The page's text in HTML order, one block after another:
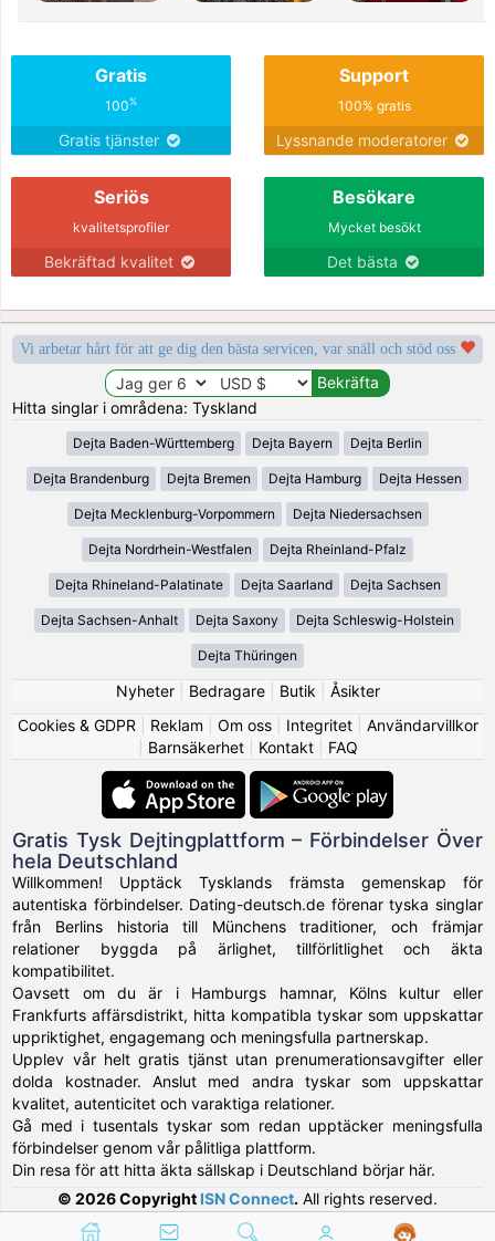
Gratis
100%
Gratis tjänster
Support
100% gratis
Lyssnande moderatorer
Seriös
kvalitetsprofiler
Bekräftad kvalitet
Besökare
Mycket besökt
Det bästa
Vi arbetar hårt för att ge dig den bästa servicen, var snäll och stöd oss
Hitta singlar i områdena: Tyskland
Dejta Baden-Württemberg Dejta Bayern Dejta Berlin
Dejta Brandenburg Dejta Bremen Dejta Hamburg Dejta Hessen
Dejta Mecklenburg-Vorpommern Dejta Niedersachsen
Dejta Nordrhein-Westfalen Dejta Rheinland-Pfalz
Dejta Rhineland-Palatinate Dejta Saarland Dejta Sachsen
Dejta Sachsen-Anhalt Dejta Saxony Dejta Schleswig-Holstein
Dejta Thüringen
Nyheter| Bedragare| Butik
Åsikter
Cookies & GDPR
Reklam Om oss| Integritet| Användarvillkor
Barnsäkerhet| Kontakt| FAQ
Gratis Tysk Dejtingplattform – Förbindelser Över
hela Deutschland
Willkommen! Upptäck Tysklands främsta gemenskap för
autentiska förbindelser. Dating-deutsch.de förenar tyska singlar
från Berlins historia till Münchens traditioner, och främjar
relationer byggda på ärlighet, tillförlitlighet och äkta
kompatibilitet.
Oavsett om du är i Hamburgs hamnar, Kölns kultur eller
Frankfurts affärsdistrikt, hitta kompatibla tyskar som uppskattar
uppriktighet, engagemang och meningsfulla partnerskap.
Upplev vår helt gratis tjänst utan prenumerationsavgifter eller
dolda kostnader. Anslut med andra tyskar som uppskattar
kvalitet, autenticitet och varaktiga relationer.
Gå med i tusentals tyskar som redan upptäcker meningsfulla
förbindelser genom vår pålitliga plattform.
Din resa för att hitta äkta sällskap i Deutschland börjar här.
© 2026 Copyright ISN Connect. All rights reserved.